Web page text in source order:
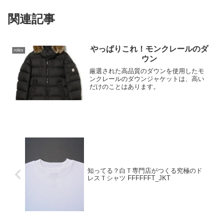
関連記事
rolex
やっぱりこれ！モンクレールのダ
ウン
厳選された高品質のダウンを使用したモ
ンクレールのダウンジャケットは、高い
だけのことはあります。
知ってる？白Ｔ専門店がつくる究極のド
レスＴシャツ FFFFFFT_JKT